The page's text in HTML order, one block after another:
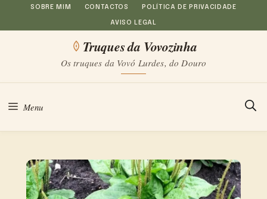
Saltar
para
conteúdo
SOBRE MIM CONTACTOS POLÍTICA DE PRIVACIDADE
AVISO LEGAL
Truques da Vovozinha
Os truques da Vovó Lurdes, do Douro
Menu